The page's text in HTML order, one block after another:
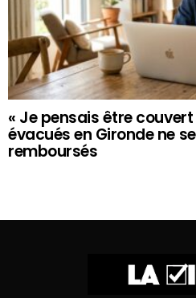
« Je pensais être
évacués en Gironde ne
remboursés